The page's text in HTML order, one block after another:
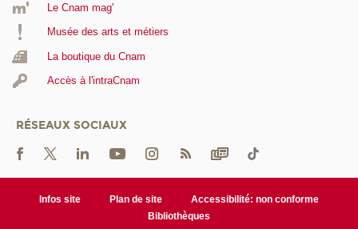
Le Cnam mag'
Musée des arts et métiers
La boutique du Cnam
Accès à l'intraCnam
RÉSEAUX SOCIAUX
Infos site Plan de site
Accessibilité: non conforme
Bibliothèques